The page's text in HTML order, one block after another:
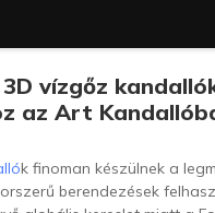
vízgőz
az Art
k finoman készülnek a
berendezések